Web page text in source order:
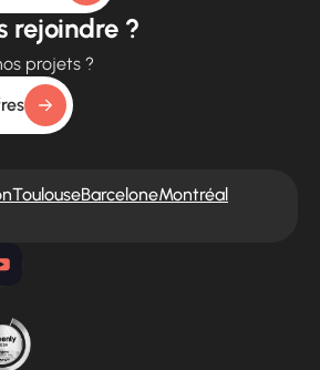
rejoindre ?
projets ?
ToulouseBarceloneMontréal